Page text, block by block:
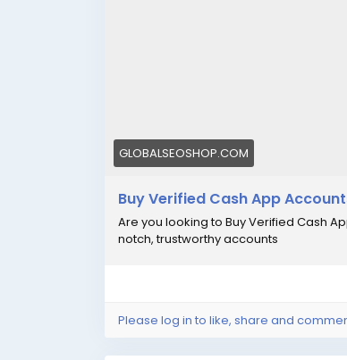
GLOBALSEOSHOP.COM
Buy Verified Cash App
Are you looking to Buy Verified Cash
notch, trustworthy accounts
Please log in to like, share and